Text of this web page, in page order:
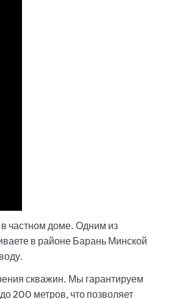
частном доме. Одним из
в районе Барань Минской
скважин. Мы гарантируем
200 метров, что позволяет